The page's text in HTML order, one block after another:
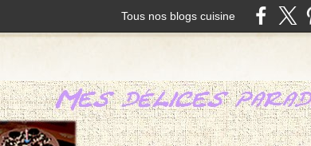
Tous nos blogs cuisine